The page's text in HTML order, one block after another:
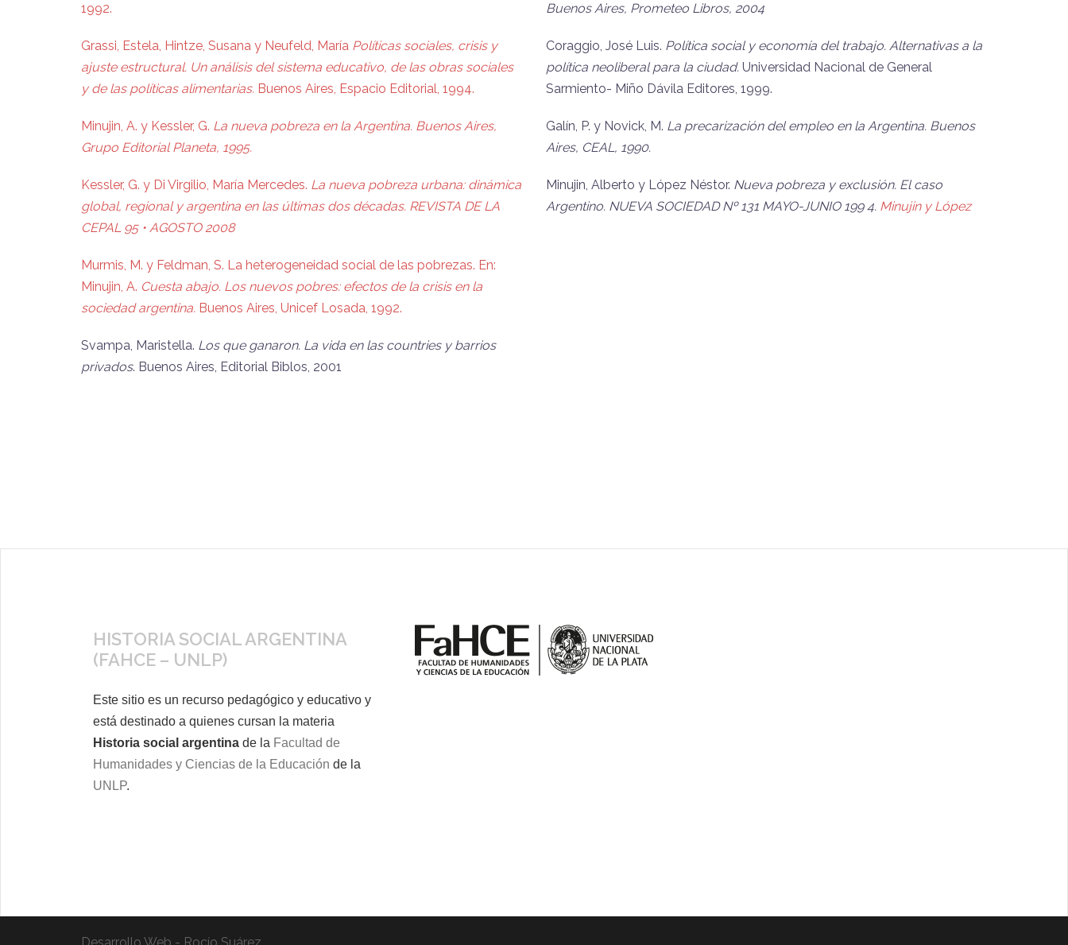
1992.
Grassi, Estela, Hintze, Susana y Neufeld, María Políticas sociales, crisis y
ajuste estructural. Un análisis del sistema educativo, de las obras sociales
y de las políticas alimentarias. Buenos Aires, Espacio Editorial, 1994.
Minujin, A. y Kessler, G. La nueva pobreza en la Argentina. Buenos Aires,
Grupo Editorial Planeta, 1995.
Kessler, G. y Di Virgilio, María Mercedes. La nueva pobreza urbana: dinámica
global, regional y argentina en las últimas dos décadas. REVISTA DE LA
CEPAL 95 • AGOSTO 2008
Murmis, M. y Feldman, S. La heterogeneidad social de las pobrezas. En:
Minujin, A. Cuesta abajo. Los nuevos pobres: efectos de la crisis en la
sociedad argentina. Buenos Aires, Unicef Losada, 1992.
Svampa, Maristella. Los que ganaron. La vida en las countries y barrios
privados. Buenos Aires, Editorial Biblos, 2001
Buenos Aires, Prometeo Libros, 2004
Coraggio, José Luis. Política social y economía del trabajo. Alternativas a la
política neoliberal para la ciudad. Universidad Nacional de General
Sarmiento- Miño Dávila Editores, 1999.
Galín, P. y Novick, M. La precarización del empleo en la Argentina. Buenos
Aires, CEAL, 1990.
Minujin, Alberto y López Néstor. Nueva pobreza y exclusión. El caso
Argentino. NUEVA SOCIEDAD Nº 131 MAYO-JUNIO 199 4. Minujin y López
HISTORIA SOCIAL ARGENTINA
(FAHCE – UNLP)
Este sitio es un recurso pedagógico y educativo y
está destinado a quienes cursan la materia
Historia social argentina de la Facultad de
Humanidades y Ciencias de la Educación de la
UNLP.